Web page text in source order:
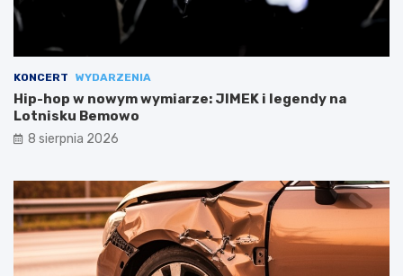
KONCERT WYDARZENIA
Hip-hop w nowym wymiarze: JIMEK i legendy na
Lotnisku Bemowo
8 sierpnia 2026